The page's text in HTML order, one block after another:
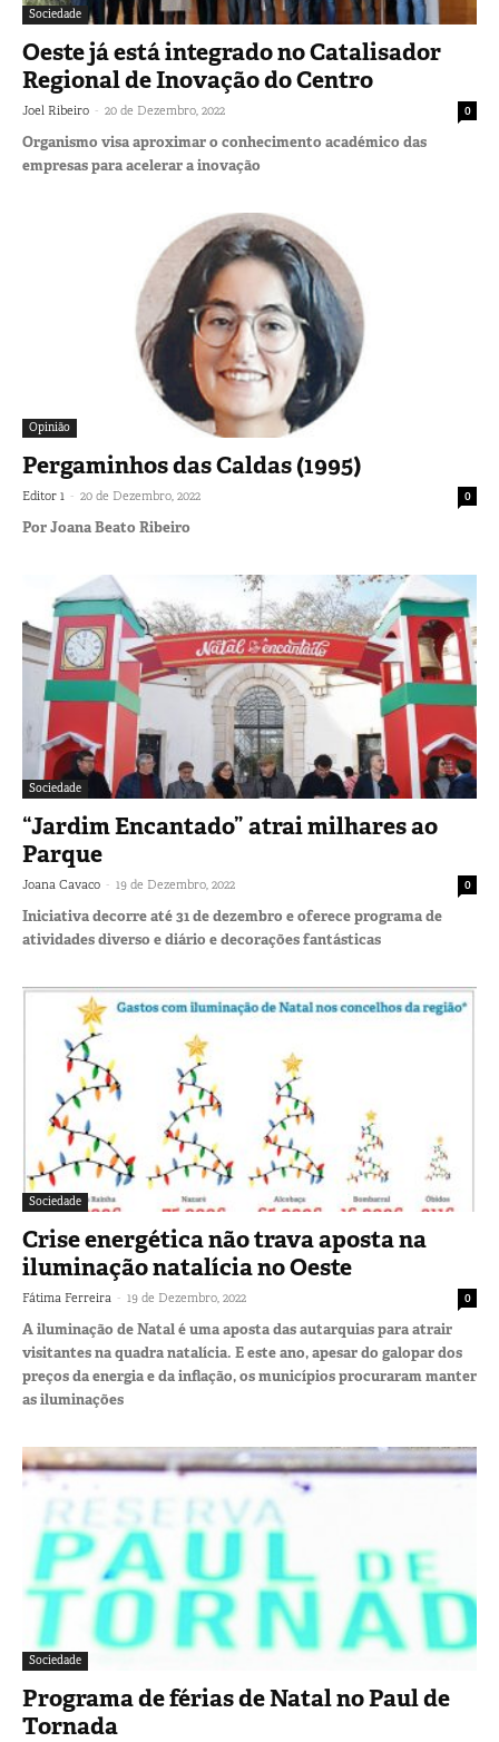
Sociedade
Oeste já está integrado no Catalisador
Regional de Inovação do Centro
Joel Ribeiro - 20 de Dezembro, 2022 0
Organismo visa aproximar o conhecimento académico das
empresas para acelerar a inovação
Opinião
Pergaminhos das Caldas (1995)
Editor 1 - 20 de Dezembro, 2022 0
Por Joana Beato Ribeiro
Sociedade
“Jardim Encantado” atrai milhares ao
Parque
Joana Cavaco - 19 de Dezembro, 2022 0
Iniciativa decorre até 31 de dezembro e oferece programa de
atividades diverso e diário e decorações fantásticas
Sociedade
Crise energética não trava aposta na
iluminação natalícia no Oeste
Fátima Ferreira - 19 de Dezembro, 2022 0
A iluminação de Natal é uma aposta das autarquias para atrair
visitantes na quadra natalícia. E este ano, apesar do galopar dos
preços da energia e da inflação, os municípios procuraram manter
as iluminações
Sociedade
Programa de férias de Natal no Paul de
Tornada